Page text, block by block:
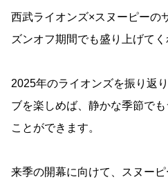
西武ライオンズ×スヌーピーの
ズンオフ期間でも盛り上げてく
2025年のライオンズを振り返
ブを楽しめば、静かな季節で
ことができます。
来季の開幕に向けて、スヌー